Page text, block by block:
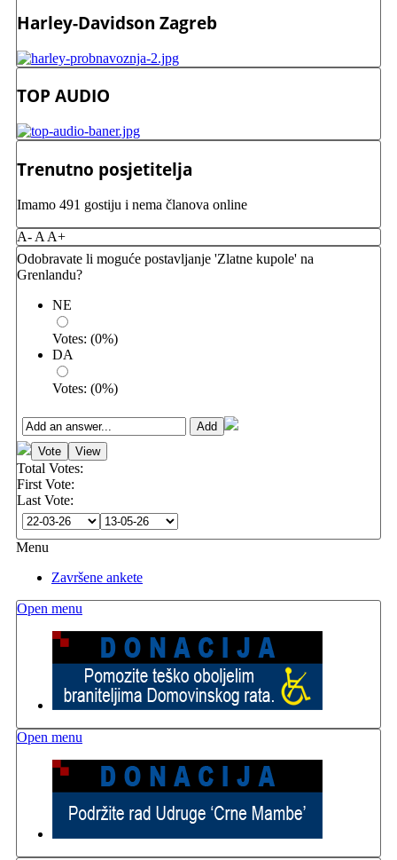
Harley-Davidson Zagreb
TOP AUDIO
Trenutno posjetitelja
Imamo 491 gostiju i nema članova online
A- A A+
Odobravate li moguće postavljanje 'Zlatne kupole' na
Grenlandu?
NE
Votes: (0%)
DA
Votes: (0%)
Total Votes:
First Vote:
Last Vote:
Menu
Završene ankete
Open menu
Open menu